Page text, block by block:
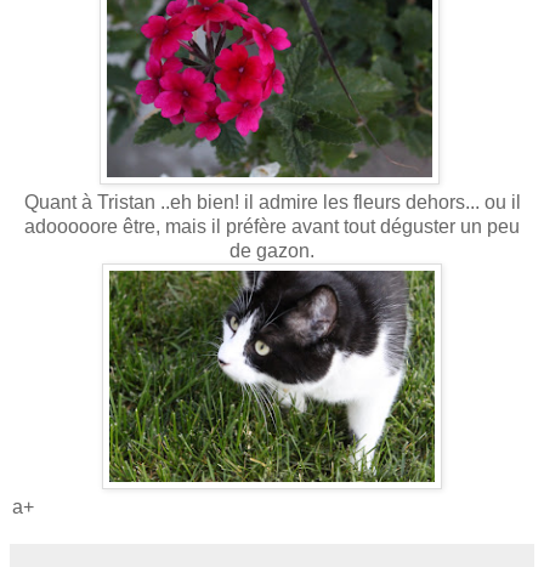
Quant à Tristan ..eh bien! il admire les fleurs dehors... ou il
adooooore être, mais il préfère avant tout déguster un peu
de gazon.
a+